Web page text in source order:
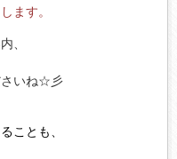
ます。
、
いね☆彡
ことも、